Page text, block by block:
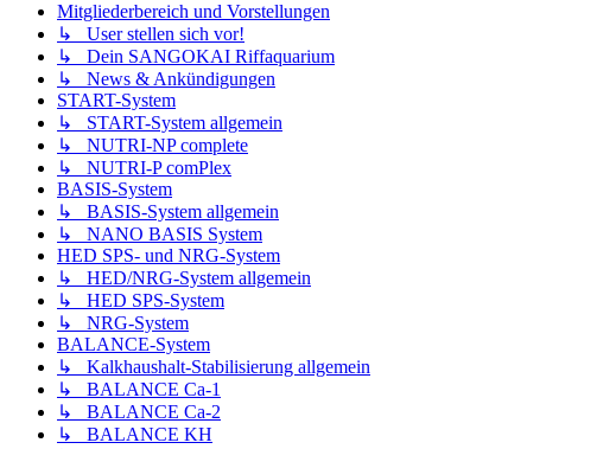
Mitgliederbereich und Vorstellungen
↳ User stellen sich vor!
↳ Dein SANGOKAI Riffaquarium
↳ News & Ankündigungen
START-System
↳ START-System allgemein
↳ NUTRI-NP complete
↳ NUTRI-P comPlex
BASIS-System
↳ BASIS-System allgemein
↳ NANO BASIS System
HED SPS- und NRG-System
↳ HED/NRG-System allgemein
↳ HED SPS-System
↳ NRG-System
BALANCE-System
↳ Kalkhaushalt-Stabilisierung allgemein
↳ BALANCE Ca-1
↳ BALANCE Ca-2
↳ BALANCE KH